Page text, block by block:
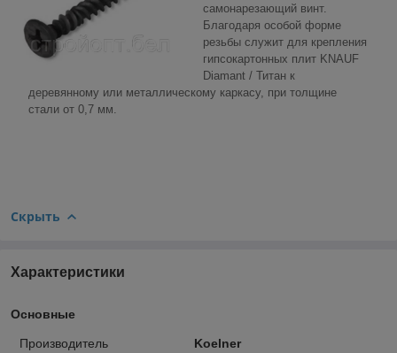
самонарезающий винт.
Благодаря особой форме
резьбы служит для крепления
гипсокартонных плит KNAUF
Diamant / Титан к
деревянному или металлическому каркасу, при толщине
стали от 0,7 мм.
Скрыть
Характеристики
Основные
Производитель
Koelner